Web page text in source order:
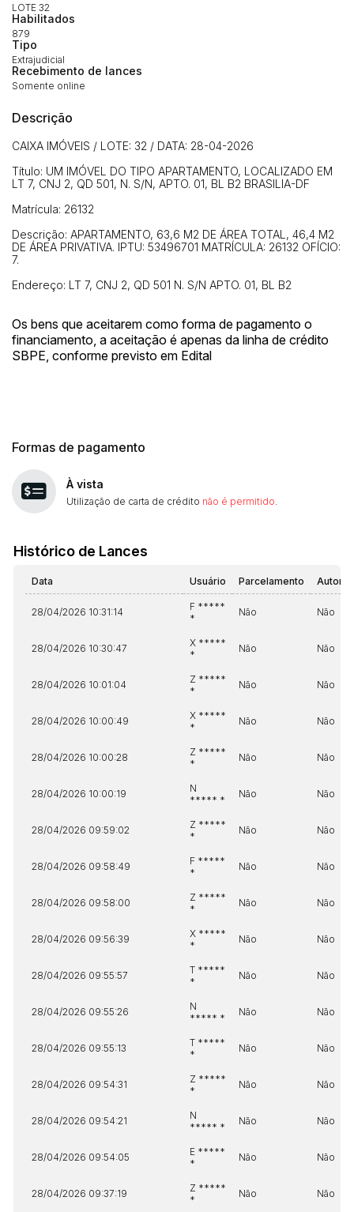
LOTE 32
Habilitados
879
Tipo
Extrajudicial
Recebimento de lances
Somente online
Descrição
CAIXA IMÓVEIS / LOTE: 32 / DATA: 28-04-2026
Título: UM IMÓVEL DO TIPO APARTAMENTO, LOCALIZADO EM
LT 7, CNJ 2, QD 501, N. S/N, APTO. 01, BL B2 BRASILIA-DF
Matrícula: 26132
Descrição: APARTAMENTO, 63,6 M2 DE ÁREA TOTAL, 46,4 M2
DE ÁREA PRIVATIVA. IPTU: 53496701 MATRÍCULA: 26132 OFÍCIO:
7.
Endereço: LT 7, CNJ 2, QD 501 N. S/N APTO. 01, BL B2
Os bens que aceitarem como forma de pagamento o
financiamento, a aceitação é apenas da linha de crédito
SBPE, conforme previsto em Edital
Formas de pagamento
À vista
Utilização de carta de crédito não é permitido
Histórico de Lances
Data Usuário Parcelamento
28/04/2026 10:31:14
F *****
*
Não Não
28/04/2026 10:30:47
X *****
*
Não Não
28/04/2026 10:01:04
Z *****
*
Não Não
28/04/2026 10:00:49
X *****
*
Não Não
28/04/2026 10:00:28
Z *****
*
Não Não
28/04/2026 10:00:19
N
***** *
Não Não
28/04/2026 09:59:02
Z *****
*
Não Não
28/04/2026 09:58:49
F *****
*
Não Não
28/04/2026 09:58:00
Z *****
*
Não Não
28/04/2026 09:56:39
X *****
*
Não Não
28/04/2026 09:55:57
T *****
*
Não Não
28/04/2026 09:55:26
N
***** *
Não Não
28/04/2026 09:55:13
T *****
*
Não Não
28/04/2026 09:54:31
Z *****
*
Não Não
28/04/2026 09:54:21
N
***** *
Não Não
28/04/2026 09:54:05
E *****
*
Não Não
28/04/2026 09:37:19
Z *****
*
Não Não